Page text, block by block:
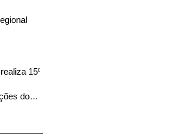
15º
do
dos